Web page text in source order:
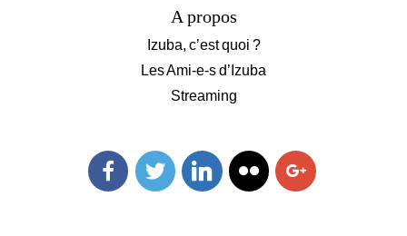
A propos
Izuba, c’est quoi ?
Les Ami-e-s d’Izuba
Streaming